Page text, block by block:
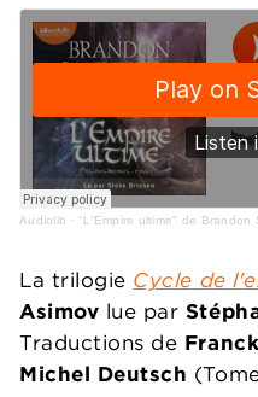
Audiolib · "L'Empire ultime" de Brandon
La trilogie Cycle de
Asimov lue par
Traductions de
Michel Deutsch